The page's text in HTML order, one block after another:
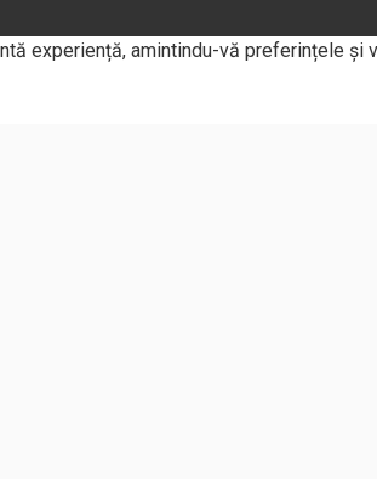
experiență, amintindu-vă preferințele și